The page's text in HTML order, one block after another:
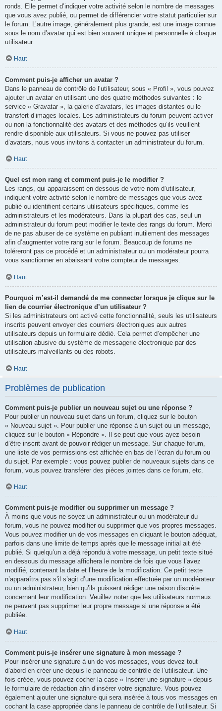
ronds. Elle permet d’indiquer votre activité selon le nombre de messages
que vous avez publié, ou permet de différencier votre statut particulier sur
le forum. L’autre image, généralement plus grande, est une image connue
sous le nom d’avatar qui est bien souvent unique et personnelle à chaque
utilisateur.
Haut
Comment puis-je afficher un avatar ?
Dans le panneau de contrôle de l’utilisateur, sous « Profil », vous pouvez
ajouter un avatar en utilisant une des quatre méthodes suivantes : le
service « Gravatar », la galerie d’avatars, les images distantes ou le
transfert d’images locales. Les administrateurs du forum peuvent activer
ou non la fonctionnalité des avatars et des méthodes qu’ils veuillent
rendre disponible aux utilisateurs. Si vous ne pouvez pas utiliser
d’avatars, nous vous invitons à contacter un administrateur du forum.
Haut
Quel est mon rang et comment puis-je le modifier ?
Les rangs, qui apparaissent en dessous de votre nom d’utilisateur,
indiquent votre activité selon le nombre de messages que vous avez
publié ou identifient certains utilisateurs spécifiques, comme les
administrateurs et les modérateurs. Dans la plupart des cas, seul un
administrateur du forum peut modifier le texte des rangs du forum. Merci
de ne pas abuser de ce système en publiant inutilement des messages
afin d’augmenter votre rang sur le forum. Beaucoup de forums ne
toléreront pas ce procédé et un administrateur ou un modérateur pourra
vous sanctionner en abaissant votre compteur de messages.
Haut
Pourquoi m’est-il demandé de me connecter lorsque je clique sur le
lien de courrier électronique d’un utilisateur ?
Si les administrateurs ont activé cette fonctionnalité, seuls les utilisateurs
inscrits peuvent envoyer des courriers électroniques aux autres
utilisateurs depuis un formulaire dédié. Cela permet d’empêcher une
utilisation abusive du système de messagerie électronique par des
utilisateurs malveillants ou des robots.
Haut
Problèmes de publication
Comment puis-je publier un nouveau sujet ou une réponse ?
Pour publier un nouveau sujet dans un forum, cliquez sur le bouton
« Nouveau sujet ». Pour publier une réponse à un sujet ou un message,
cliquez sur le bouton « Répondre ». Il se peut que vous ayez besoin
d’être inscrit avant de pouvoir rédiger un message. Sur chaque forum,
une liste de vos permissions est affichée en bas de l’écran du forum ou
du sujet. Par exemple : vous pouvez publier de nouveaux sujets dans ce
forum, vous pouvez transférer des pièces jointes dans ce forum, etc.
Haut
Comment puis-je modifier ou supprimer un message ?
À moins que vous ne soyez un administrateur ou un modérateur du
forum, vous ne pouvez modifier ou supprimer que vos propres messages.
Vous pouvez modifier un de vos messages en cliquant le bouton adéquat,
parfois dans une limite de temps après que le message initial ait été
publié. Si quelqu’un a déjà répondu à votre message, un petit texte situé
en dessous du message affichera le nombre de fois que vous l’avez
modifié, contenant la date et l’heure de la modification. Ce petit texte
n’apparaîtra pas s’il s’agit d’une modification effectuée par un modérateur
ou un administrateur, bien qu’ils puissent rédiger une raison discrète
concernant leur modification. Veuillez noter que les utilisateurs normaux
ne peuvent pas supprimer leur propre message si une réponse a été
publiée.
Haut
Comment puis-je insérer une signature à mon message ?
Pour insérer une signature à un de vos messages, vous devez tout
d’abord en créer une depuis le panneau de contrôle de l’utilisateur. Une
fois créée, vous pouvez cocher la case « Insérer une signature » depuis
le formulaire de rédaction afin d’insérer votre signature. Vous pouvez
également ajouter une signature qui sera insérée à tous vos messages en
cochant la case appropriée dans le panneau de contrôle de l’utilisateur. Si